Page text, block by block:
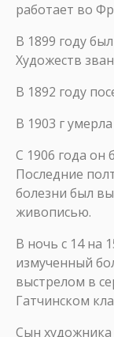
работает во
В 1899 году
Художеств
В 1892 году
В 1903 г
С 1906 года он
Последние
болезни был
живописью.
В ночь с 14 на
измученный
выстрелом в
Гатчинском
Сын художника